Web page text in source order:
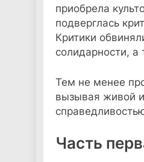
приобрела
подверглась
Критики
солидарности,
Тем не менее
вызывая живой
Часть